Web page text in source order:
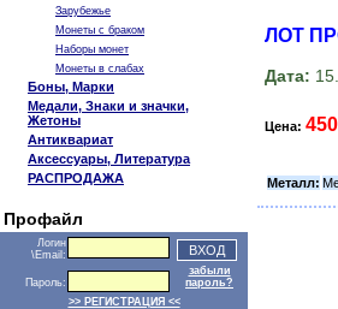
Зарубежье
Монеты с браком
Наборы монет
Монеты в слабах
Боны, Марки
Медали, Знаки и значки,
Жетоны
Антиквариат
Аксессуары, Литература
РАСПРОДАЖА
Профайл
Логин
\Email:
Пароль:
забыли
пароль?
>> РЕГИСТРАЦИЯ <<
ЛОТ
Дата:
Цена:
Металл: